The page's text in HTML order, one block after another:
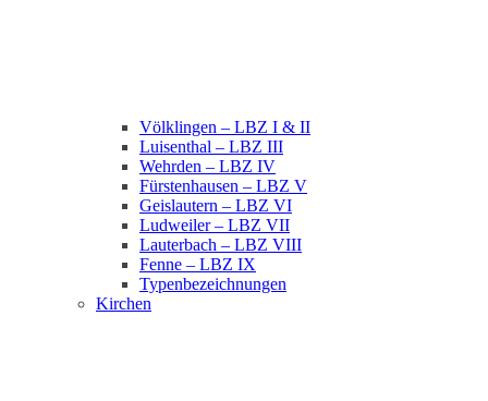
Völklingen – LBZ I & II
Luisenthal – LBZ III
Wehrden – LBZ IV
Fürstenhausen – LBZ V
Geislautern – LBZ VI
Ludweiler – LBZ VII
Lauterbach – LBZ VIII
Fenne – LBZ IX
Typenbezeichnungen
Kirchen